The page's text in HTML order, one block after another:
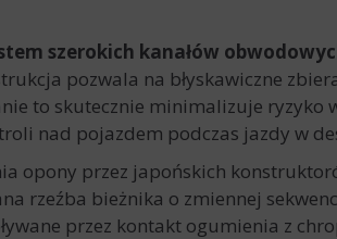
szerokich kanałów
pozwala na błyskawiczne
to skutecznie minimalizuje ryzyko
nad pojazdem podczas jazdy w
opony przez japońskich
rzeźba bieżnika o zmiennej
przez kontakt ogumienia z